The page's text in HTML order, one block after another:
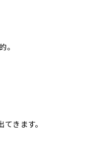
。
きます。